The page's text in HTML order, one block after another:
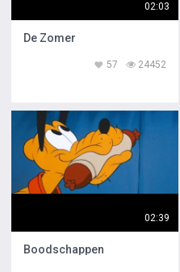
02:03
De Zomer
24452
57
02:39
Boodschappen